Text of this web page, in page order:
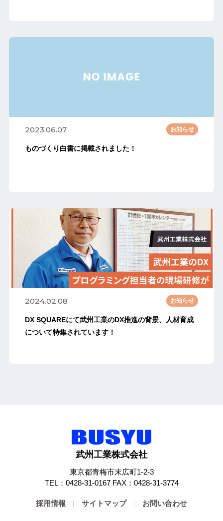
2023.06.07 お知らせ
ものづくり白書に掲載されました！
2024.02.08 お知らせ
DX SQUAREにて武州工業のDX推進の背景、人材育成
について特集されています！
武州工業株式会社
東京都青梅市末広町1-2-3
TEL：0428-31-0167 FAX：0428-31-3774
採用情報 サイトマップ お問い合わせ